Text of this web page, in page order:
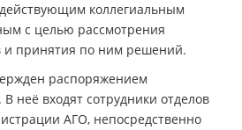
коллегиальным
с целью рассмотрения
принятия по ним решений.
распоряжением
неё входят сотрудники отделов
АГО, непосредственно